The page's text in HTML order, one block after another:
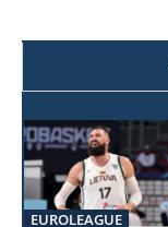
EUROLEAGUE